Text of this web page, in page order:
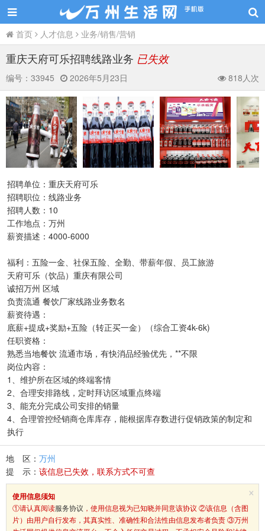
首页 人才信息 业务/销售/营销
重庆天府可乐招聘线路业务 已失效
编号： 33945 2026年5月23日 818人次
招聘单位：重庆天府可乐
招聘职位：线路业务
招聘人数：10
工作地点：万州
薪资描述：4000-6000
福利：五险一金、社保五险、全勤、带薪年假、员工旅游
天府可乐（饮品）重庆有限公司
诚招万州 区域
负责流通 餐饮厂家线路业务数名
薪资待遇：
底薪+提成+奖励+五险（转正买一金）（综合工资4k-6k)
任职资格：
熟悉当地餐饮 流通市场，有快消品经验优先，**不限
岗位内容：
1、维护所在区域的终端客情
2、合理安排路线，定时拜访区域重点终端
3、能充分完成公司安排的销量
4、合理管控经销商仓库库存，能根据库存数进行促销政策的制定和
执行
地 区： 万州
提 示： 该信息已失效，联系方式不可查
×
使用信息须知
①请认真阅读服务协议 ，使用信息视为已知晓并同意该协议 ②该信息（含图
片）由用户自行发布，其真实性、准确性和合法性由信息发布者负责 ③万州